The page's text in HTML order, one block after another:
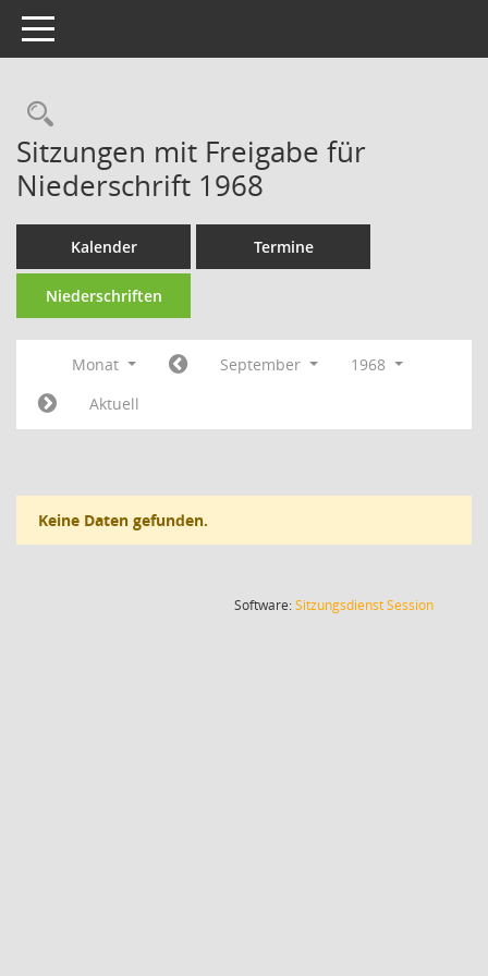
Toggle navigation
Rechercheauswahl
Sitzungen mit Freigabe für
Niederschrift 1968
Kalender Termine
Niederschriften
Monat September
1968
Aktuell
Keine Daten gefunden.
Software:SitzungsdienstSession(Wird in